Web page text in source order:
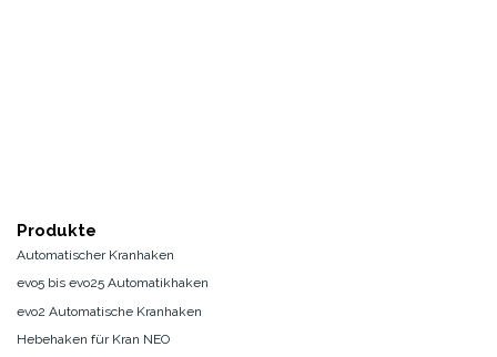
Produkte
Automatischer Kranhaken
evo5 bis evo25 Automatikhaken
evo2 Automatische Kranhaken
Hebehaken für Kran NEO